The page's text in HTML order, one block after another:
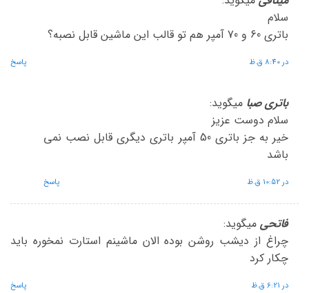
سلام
باتری 60 و 70 آمپر هم تو قالب این ماشین قابل نصبه؟
در 8:40 ق.ظ پاسخ
باتری صبا میگوید:
سلام دوست عزیز
خیر به جز باتری 50 آمپر باتری دیگری قابل نصب نمی
باشد
در 10:52 ق.ظ پاسخ
فاتحی میگوید:
چراغ از دیشب روشن بوده الان ماشینم استارت نمخوره باید
چکار کرد
در 6:21 ق.ظ پاسخ